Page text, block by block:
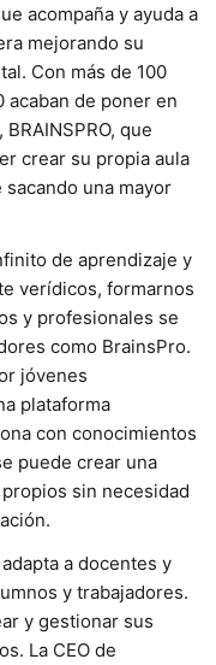
acompaña y ayuda a
mejorando su
Con más de 100
acaban de poner en
que
crear su propia aula
una mayor
de aprendizaje y
verídicos, formarnos
y profesionales se
como BrainsPro.
jóvenes
plataforma
con conocimientos
puede crear una
sin necesidad
a docentes y
y trabajadores.
y gestionar sus
La CEO de